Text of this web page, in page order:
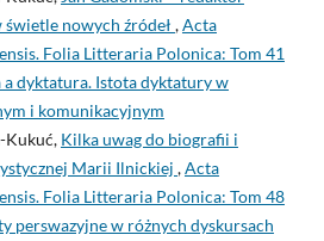
świetle nowych źródeł ,Acta
Folia Litteraria Polonica: Tom 41
a dyktatura. Istota dyktatury w
i komunikacyjnym
Kukuć, Kilka uwag do biografii i
Marii Ilnickiej ,Acta
Folia Litteraria Polonica: Tom 48
perswazyjne w różnych dyskursach